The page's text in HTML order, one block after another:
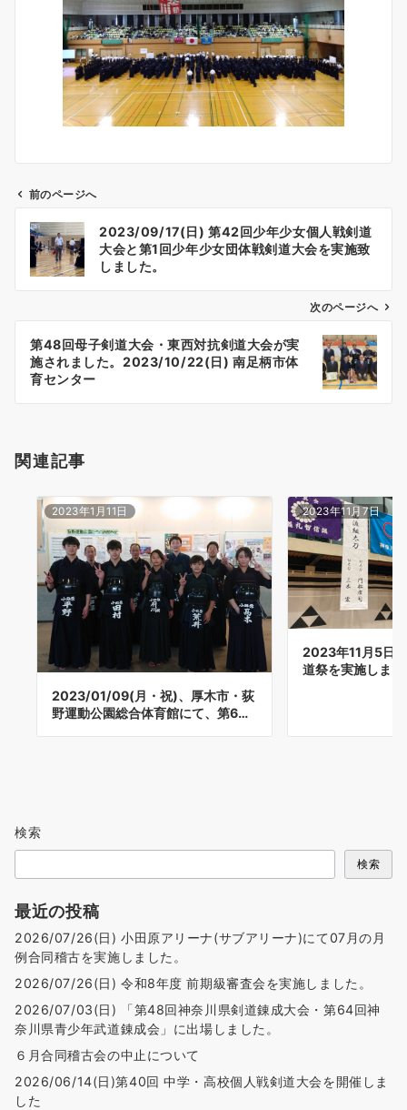
ン
前のページへ
2023/09/17(日) 第42回少年少女個人戦剣道
大会と第1回少年少女団体戦剣道大会を実施致
しました。
次のページへ
第48回母子剣道大会・東西対抗剣道大会が実
施されました。2023/10/22(日) 南足柄市体
育センター
関連記事
2023年1月11日
2023/01/09(月・祝)、厚木市・荻
野運動公園総合体育館にて、第6…
2023年11月7日
2023年11月5日(
道祭を実施しま
検索
検索
最近の投稿
2026/07/26(日) 小田原アリーナ(サブアリーナ)にて07月の月
例合同稽古を実施しました。
2026/07/26(日) 令和8年度 前期級審査会を実施しました。
2026/07/03(日) 「第48回神奈川県剣道錬成大会・第64回神
奈川県青少年武道錬成会」に出場しました。
６月合同稽古会の中止について
2026/06/14(日)第40回 中学・高校個人戦剣道大会を開催しま
した